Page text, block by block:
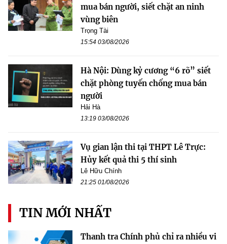
mua bán người, siết chặt an ninh
vùng biên
Trọng Tài
15:54 03/08/2026
Hà Nội: Dùng kỷ cương “6 rõ” siết
chặt phòng tuyến chống mua bán
người
Hải Hà
13:19 03/08/2026
Vụ gian lận thi tại THPT Lê Trực:
Hủy kết quả thi 5 thí sinh
Lê Hữu Chính
21:25 01/08/2026
TIN MỚI NHẤT
Thanh tra Chính phủ chỉ ra nhiều vi